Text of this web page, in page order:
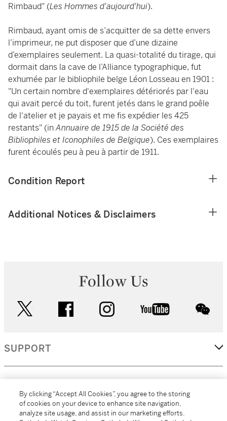
Rimbaud" (Les Hommes d'aujourd'hui).
Rimbaud, ayant omis de s’acquitter de sa dette envers
l’imprimeur, ne put disposer que d’une dizaine
d’exemplaires seulement. La quasi-totalité du tirage, qui
dormait dans la cave de l’Alliance typographique, fut
exhumée par le bibliophile belge Léon Losseau en 1901 :
"Un certain nombre d'exemplaires détériorés par l'eau
qui avait percé du toit, furent jetés dans le grand poêle
de l'atelier et je payais et me fis expédier les 425
restants" (inAnnuaire de 1915 de la Société des
Bibliophiles et Iconophiles de Belgique). Ces exemplaires
furent écoulés peu à peu à partir de 1911.
Condition Report
Additional Notices & Disclaimers
Follow Us
facebook instagram youtube
SUPPORT
MORE...
By clicking “Accept All Cookies”, you agree to the storing
of cookies on your device to enhance site navigation,
analyze site usage, and assist in our marketing efforts.